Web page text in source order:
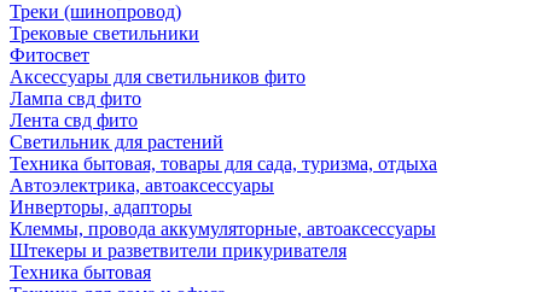
Треки (шинопровод)
Трековые светильники
Фитосвет
Аксессуары для светильников фито
Лампа свд фито
Лента свд фито
Светильник для растений
Техника бытовая, товары для сада, туризма, отдыха
Автоэлектрика, автоаксессуары
Инверторы, адапторы
Клеммы, провода аккумуляторные, автоаксессуары
Штекеры и разветвители прикуривателя
Техника бытовая